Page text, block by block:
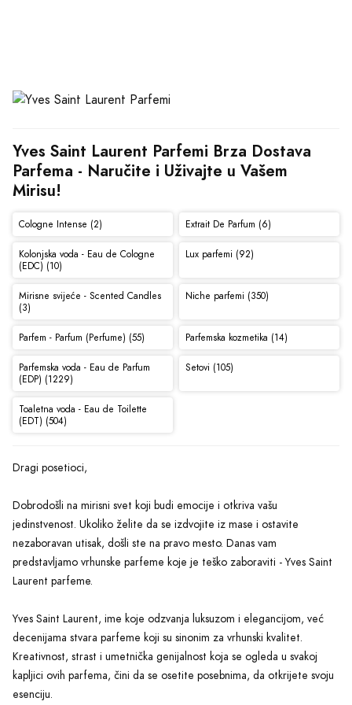
Yves Saint Laurent Parfemi Brza Dostava
Parfema - Naručite i Uživajte u Vašem
Mirisu!
Cologne Intense (2) Extrait De Parfum (6)
Kolonjska voda - Eau de Cologne
(EDC) (10)
Lux parfemi (92)
Mirisne svijeće - Scented Candles
(3)
Niche parfemi (350)
Parfem - Parfum (Perfume) (55) Parfemska kozmetika (14)
Parfemska voda - Eau de Parfum
(EDP) (1229)
Setovi (105)
Toaletna voda - Eau de Toilette
(EDT) (504)
Dragi posetioci,
Dobrodošli na mirisni svet koji budi emocije i otkriva vašu
jedinstvenost. Ukoliko želite da se izdvojite iz mase i ostavite
nezaboravan utisak, došli ste na pravo mesto. Danas vam
predstavljamo vrhunske parfeme koje je teško zaboraviti - Yves Saint
Laurent parfeme.
Yves Saint Laurent, ime koje odzvanja luksuzom i elegancijom, već
decenijama stvara parfeme koji su sinonim za vrhunski kvalitet.
Kreativnost, strast i umetnička genijalnost koja se ogleda u svakoj
kapljici ovih parfema, čini da se osetite posebnima, da otkrijete svoju
esenciju.